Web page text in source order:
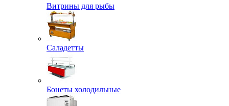
Витрины для рыбы
Саладетты
Бонеты холодильные